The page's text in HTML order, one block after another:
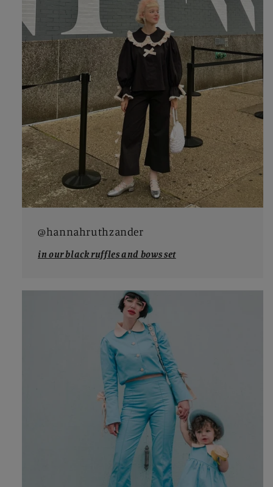
@hannahruthzander
in our black ruffles and bows set